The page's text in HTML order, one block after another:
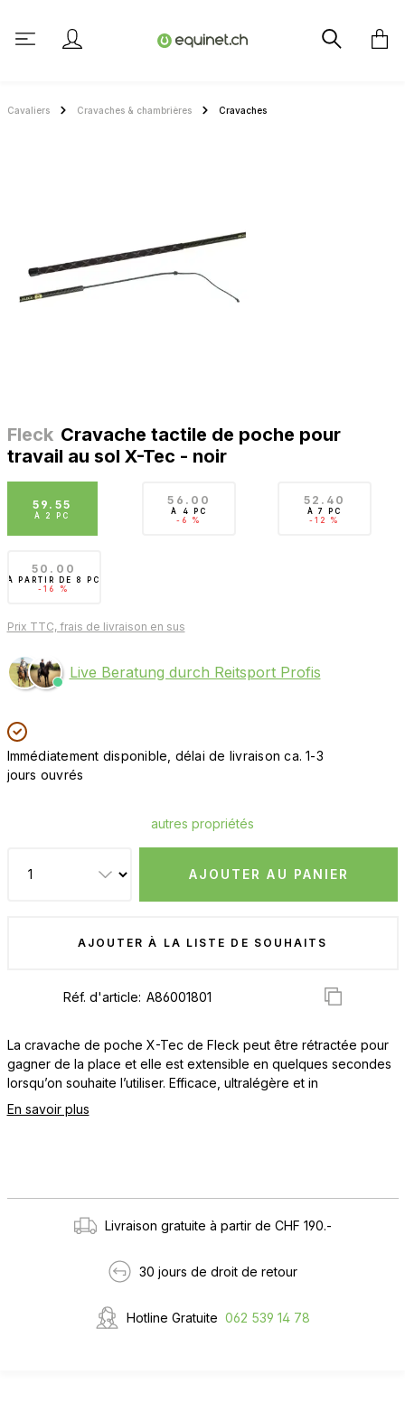
Cavaliers Cravaches & chambrières Cravaches
Fleck Cravache tactile de poche pour
travail au sol X-Tec - noir
59.55
À 2 PC
56.00
À 4 PC
-6 %
52.40
À 7 PC
-12 %
50.00
À PARTIR DE 8 PC
-16 %
Prix TTC, frais de livraison en sus
Live Beratung durch Reitsport Profis
Immédiatement disponible, délai de livraison ca. 1-3
jours ouvrés
autres propriétés
AJOUTER AU PANIER
AJOUTER À LA LISTE DE SOUHAITS
Réf. d'article:
La cravache de poche X-Tec de Fleck peut être rétractée pour
gagner de la place et elle est extensible en quelques secondes
lorsqu’on souhaite l’utiliser. Efficace, ultralégère et in
En savoir plus
Livraison gratuite à partir de CHF 190.-
30 jours de droit de retour
Hotline Gratuite 062 539 14 78